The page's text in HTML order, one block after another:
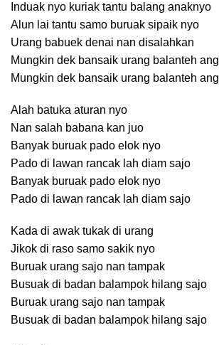
Induak nyo kuriak tantu balang anaknyo
Alun lai tantu samo buruak sipaik nyo
Urang babuek denai nan disalahkan
Mungkin dek bansaik urang balanteh
Mungkin dek bansaik urang balanteh
Alah batuka aturan nyo
Nan salah babana kan juo
Banyak buruak pado elok nyo
Pado di lawan rancak lah diam sajo
Banyak buruak pado elok nyo
Pado di lawan rancak lah diam sajo
Kada di awak tukak di urang
Jikok di raso samo sakik nyo
Buruak urang sajo nan tampak
Busuak di badan balampok hilang sajo
Buruak urang sajo nan tampak
Busuak di badan balampok hilang sajo